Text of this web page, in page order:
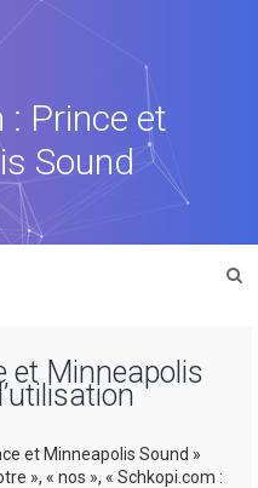
: Prince et
Sound
et Minneapolis
et Minneapolis Sound »
», « nos », « Schkopi.com :